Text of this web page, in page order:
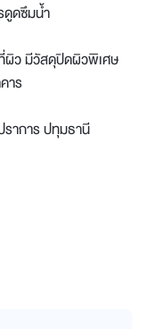
ดูดซึมน้ำ
ที่ผิว มีวัสดุปิดผิวพิเศษ
าร
าการ ปทุมธานี